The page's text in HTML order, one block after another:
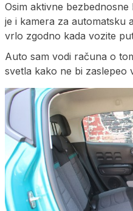
Osim aktivne
je i kamera za automatsku
vrlo zgodno kada vozite
Auto sam vodi računa o
svetla kako ne bi zaslepeo